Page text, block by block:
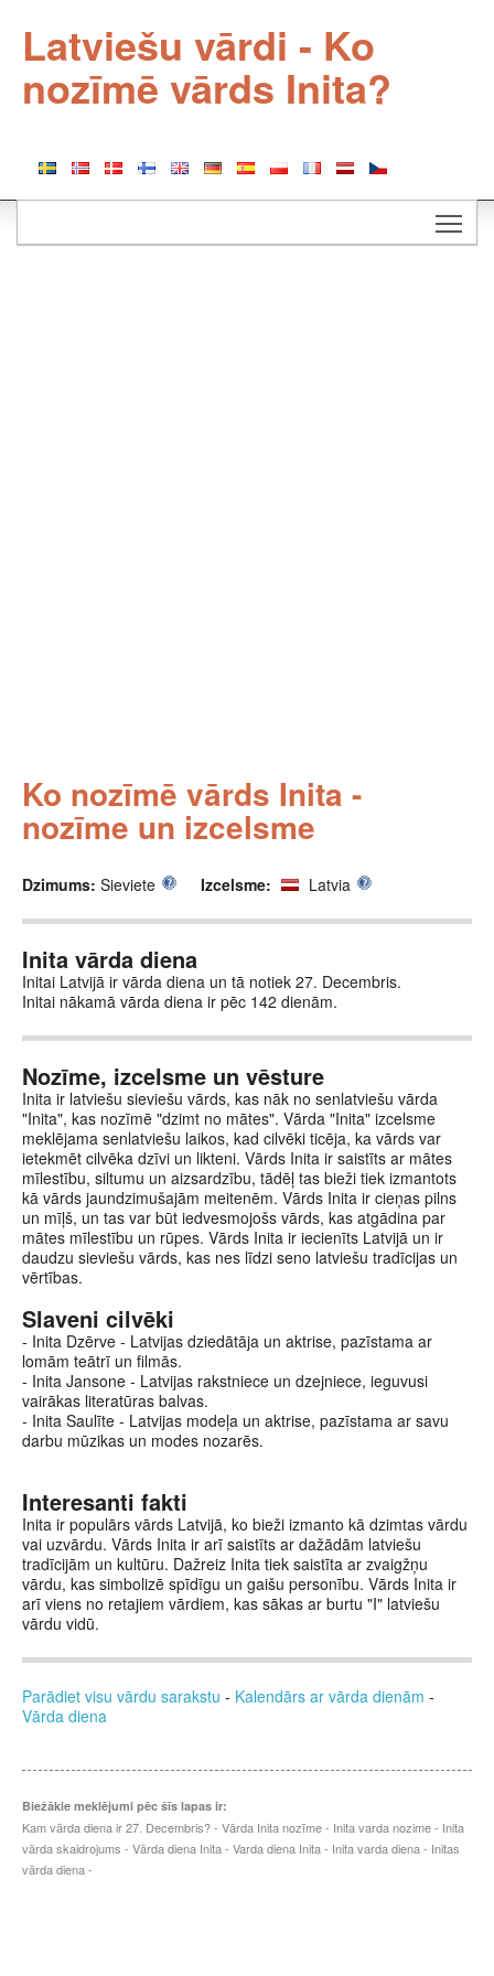
Latviešu vārdi - Ko
nozīmē vārds Inita?
Ko nozīmē vārds Inita -
nozīme un izcelsme
Dzimums: Sieviete Izcelsme: Latvia
Inita vārda diena
Initai Latvijā ir vārda diena un tā notiek 27. Decembris.
Initai nākamā vārda diena ir pēc 142 dienām.
Nozīme, izcelsme un vēsture
Inita ir latviešu sieviešu vārds, kas nāk no senlatviešu vārda
"Inita", kas nozīmē "dzimt no mātes". Vārda "Inita" izcelsme
meklējama senlatviešu laikos, kad cilvēki ticēja, ka vārds var
ietekmēt cilvēka dzīvi un likteni. Vārds Inita ir saistīts ar mātes
mīlestību, siltumu un aizsardzību, tādēļ tas bieži tiek izmantots
kā vārds jaundzimušajām meitenēm. Vārds Inita ir cieņas pilns
un mīļš, un tas var būt iedvesmojošs vārds, kas atgādina par
mātes mīlestību un rūpes. Vārds Inita ir iecienīts Latvijā un ir
daudzu sieviešu vārds, kas nes līdzi seno latviešu tradīcijas un
vērtības.
Slaveni cilvēki
- Inita Dzērve - Latvijas dziedātāja un aktrise, pazīstama ar
lomām teātrī un filmās.
- Inita Jansone - Latvijas rakstniece un dzejniece, ieguvusi
vairākas literatūras balvas.
- Inita Saulīte - Latvijas modeļa un aktrise, pazīstama ar savu
darbu mūzikas un modes nozarēs.
Interesanti fakti
Inita ir populārs vārds Latvijā, ko bieži izmanto kā dzimtas vārdu
vai uzvārdu. Vārds Inita ir arī saistīts ar dažādām latviešu
tradīcijām un kultūru. Dažreiz Inita tiek saistīta ar zvaigžņu
vārdu, kas simbolizē spīdīgu un gaišu personību. Vārds Inita ir
arī viens no retajiem vārdiem, kas sākas ar burtu "I" latviešu
vārdu vidū.
Parādiet visu vārdu sarakstu - Kalendārs ar vārda dienām -
Vārda diena
Biežākie meklējumi pēc šīs lapas ir:
Kam vārda diena ir 27. Decembris? - Vārda Inita nozīme - Inita varda nozime - Inita
vārda skaidrojums - Vārda diena Inita - Varda diena Inita - Inita varda diena - Initas
vārda diena -